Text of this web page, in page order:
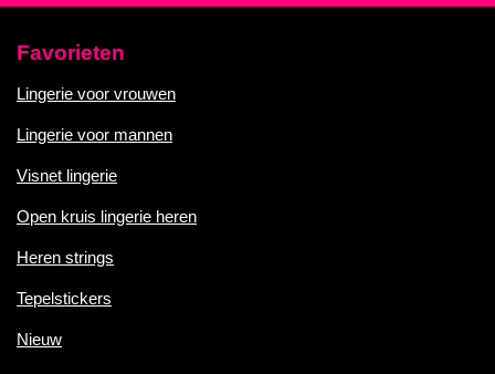
Favorieten
Lingerie voor vrouwen
Lingerie voor mannen
Visnet lingerie
Open kruis lingerie heren
Heren strings
Tepelstickers
Nieuw